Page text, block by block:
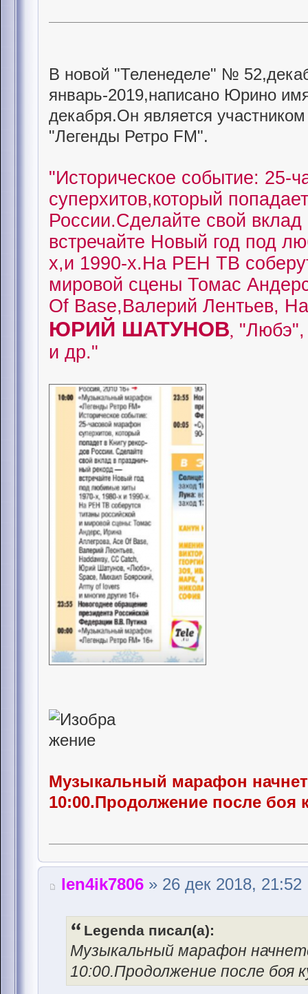
В новой "Теленеделе" №
январь-2019,написано Юрино
декабря.Он является
"Легенды Ретро FM".
"Историческое событие: 25-
суперхитов,который
России.Сделайте свой
встречайте Новый год под
х,и 1990-х.На РЕН ТВ
мировой сцены Томас
Of Base,Валерий Лентьев,
ЮРИЙ ШАТУНОВ, "Любэ",
и др."
Музыкальный марафон
10:00.Продолжение после боя
len4ik7806 » 26 дек 2018, 21:52
Legenda писал(а):
Музыкальный марафон
10:00.Продолжение после боя